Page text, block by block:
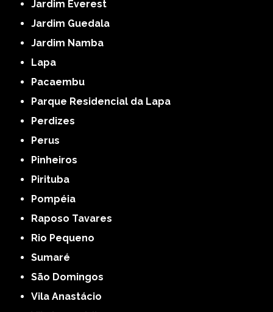
Jardim Everest
Jardim Guedala
Jardim Namba
Lapa
Pacaembu
Parque Residencial da Lapa
Perdizes
Perus
Pinheiros
Pirituba
Pompéia
Raposo Tavares
Rio Pequeno
Sumaré
São Domingos
Vila Anastácio